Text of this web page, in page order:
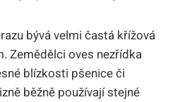
bývá velmi častá křížová
Zemědělci oves nezřídka
blízkosti pšenice či
běžně používají stejné